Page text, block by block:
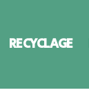
RECYCLAGE